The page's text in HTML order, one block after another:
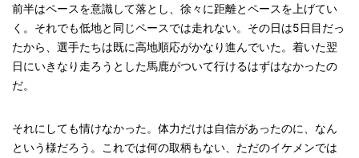
前半はペースを意識して落とし、徐々に距離とペースを上げてい
く。それでも低地と同じペースでは走れない。その日は5日目だっ
たから、選手たちは既に高地順応がかなり進んでいた。着いた翌
日にいきなり走ろうとした馬鹿がついて行けるはずはなかったの
だ。
それにしても情けなかった。体力だけは自信があったのに、なん
という様だろう。これでは何の取柄もない、ただのイケメンでは